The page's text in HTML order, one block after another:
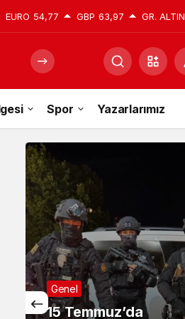
EURO 54,77 GBP 63,97 GR. ALTIN
Spor Yazarlarımız
Gündüz Modu
Gündüz modunu seçin.
Gece Modu
Gece modunu seçin.